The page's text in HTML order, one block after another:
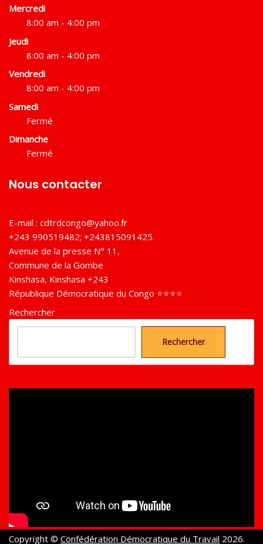
Mercredi
8:00 am - 4:00 pm
Jeudi
8:00 am - 4:00 pm
Vendredi
8:00 am - 4:00 pm
Samedi
Fermé
Dimanche
Fermé
Nous contacter
E-mail : cdtrdcongo@yahoo.fr
+243 990519482; +243815091425.
Avenue de la presse N° 11,
Commune de la Gombe
Kinshasa, Kinshasa +243
République Démocratique du Congo ⭐⭐⭐⭐
Rechercher
Rechercher
Copyright © Confédération Démocratique du Travail 2026.